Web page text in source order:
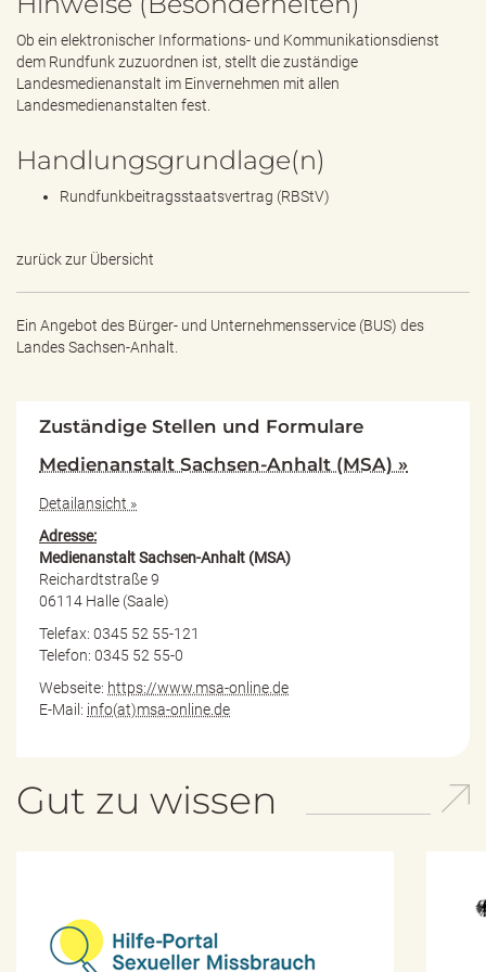
Ob ein elektronischer Informations- und Kommunikationsdienst
dem Rundfunk zuzuordnen ist, stellt die zuständige
Landesmedienanstalt im Einvernehmen mit allen
Landesmedienanstalten fest.
Handlungsgrundlage(n)
Rundfunkbeitragsstaatsvertrag (RBStV)
zurück zur Übersicht
Ein Angebot des Bürger- und Unternehmensservice (BUS) des
Landes Sachsen-Anhalt.
Zuständige Stellen und Formulare
Medienanstalt Sachsen-Anhalt (MSA) »
Detailansicht »
Adresse:
Medienanstalt Sachsen-Anhalt (MSA)
Reichardtstraße 9
06114 Halle (Saale)
Telefax: 0345 52 55-121
Telefon: 0345 52 55-0
Webseite: https://www.msa-online.de
E-Mail: info(at)msa-online.de
Gut zu wissen